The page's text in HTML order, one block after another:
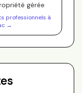
gérée
professionnels à
→